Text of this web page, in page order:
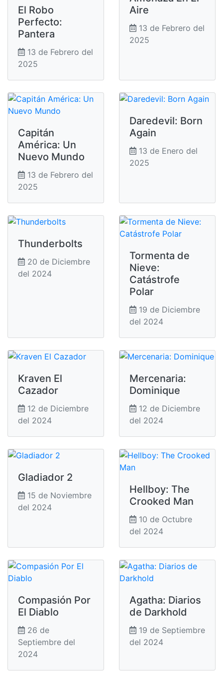
El Robo
Perfecto:
Pantera
13 de Febrero del
2025
Aire
13 de Febrero del
2025
Capitán
América: Un
Nuevo Mundo
13 de Febrero del
2025
Daredevil: Born
Again
13 de Enero del
2025
Thunderbolts
20 de Diciembre
del 2024
Tormenta de
Nieve:
Catástrofe
Polar
19 de Diciembre
del 2024
Kraven El
Cazador
12 de Diciembre
del 2024
Mercenaria:
Dominique
12 de Diciembre
del 2024
Gladiador 2
15 de Noviembre
del 2024
Hellboy: The
Crooked Man
10 de Octubre
del 2024
Compasión Por
El Diablo
26 de
Septiembre del
2024
Agatha: Diarios
de Darkhold
19 de Septiembre
del 2024